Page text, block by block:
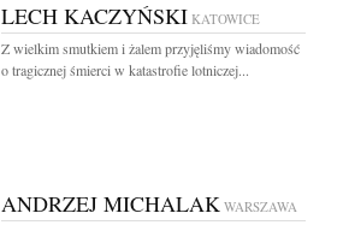
LECH KACZYŃSKI KATOWICE
Z wielkim smutkiem i żalem przyjęliśmy wiadomość
o tragicznej śmierci w katastrofie lotniczej...
ANDRZEJ MICHALAK WARSZAWA